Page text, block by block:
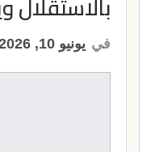
في يونيو 10, 2026